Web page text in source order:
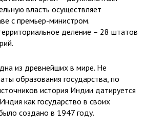
власть осуществляет
с премьер-министром.
деление – 28 штатов
из древнейших в мире. Не
образования государства, по
история Индии датируется
как государство в своих
создано в 1947 году.